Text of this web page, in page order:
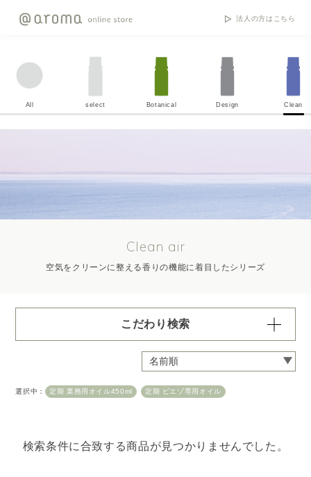
法人の方はこちら
All select Botanical Design Clean
Clean air
空気をクリーンに整える香りの機能に着目したシリーズ
こだわり検索
容量・用途で絞り込む ※一つお選びください
定期 業務用オイル450ml
選択中： 定期 業務用オイル450ml 定期 ピエゾ専用オイル
検索条件に合致する商品が見つかりませんでした。